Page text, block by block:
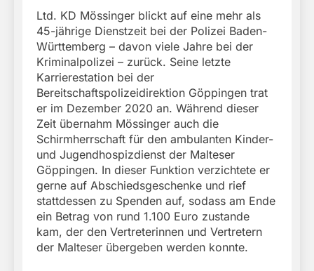
Ltd. KD Mössinger blickt auf eine mehr als
45-jährige Dienstzeit bei der Polizei Baden-
Württemberg – davon viele Jahre bei der
Kriminalpolizei – zurück. Seine letzte
Karrierestation bei der
Bereitschaftspolizeidirektion Göppingen trat
er im Dezember 2020 an. Während dieser
Zeit übernahm Mössinger auch die
Schirmherrschaft für den ambulanten Kinder-
und Jugendhospizdienst der Malteser
Göppingen. In dieser Funktion verzichtete er
gerne auf Abschiedsgeschenke und rief
stattdessen zu Spenden auf, sodass am Ende
ein Betrag von rund 1.100 Euro zustande
kam, der den Vertreterinnen und Vertretern
der Malteser übergeben werden konnte.